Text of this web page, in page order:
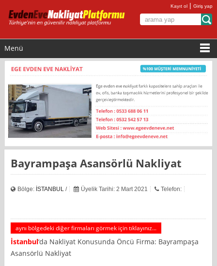
Kayıt ol |Giriş yap
Menü
Bayrampaşa Asansörlü Nakliyat
Bölge: İSTANBUL / Üyelik Tarihi: 2 Mart 2021 Telefon:
aynı bölgedeki diğer firmaları görmek için tıklayınız...
İstanbul‘da Nakliyat Konusunda Öncü Firma: Bayrampaşa
Asansörlü Nakliyat